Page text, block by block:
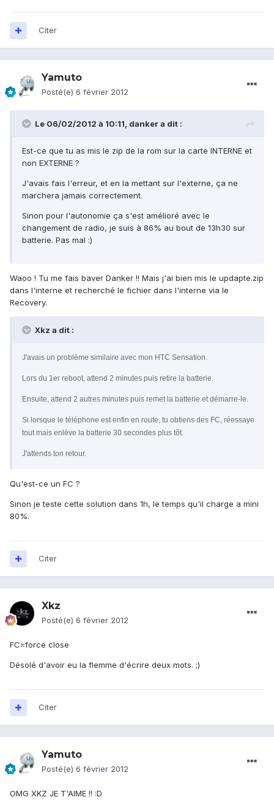
Citer
Yamuto
Posté(e) 6 février 2012
Le 06/02/2012 à 10:11, danker a dit :
Est-ce que tu as mis le zip de la rom sur la carte INTERNE et
non EXTERNE ?
J'avais fais l'erreur, et en la mettant sur l'externe, ça ne
marchera jamais correctement.
Sinon pour l'autonomie ça s'est amélioré avec le
changement de radio, je suis à 86% au bout de 13h30 sur
batterie. Pas mal :)
Waoo ! Tu me fais baver Danker !! Mais j'ai bien mis le updapte.zip
dans l'interne et recherché le fichier dans l'interne via le
Recovery.
Xkz a dit :
J'avais un problème similaire avec mon HTC Sensation.
Lors du 1er reboot, attend 2 minutes puis retire la batterie.
Ensuite, attend 2 autres minutes puis remet la batterie et démarre-le.
Si lorsque le téléphone est enfin en route, tu obtiens des FC, réessaye
tout mais enlève la batterie 30 secondes plus tôt.
J'attends ton retour.
Qu'est-ce un FC ?
Sinon je teste cette solution dans 1h, le temps qu'il charge a mini
80%.
Citer
Xkz
Posté(e) 6 février 2012
FC=force close
Désolé d'avoir eu la flemme d'écrire deux mots. ;)
Citer
Yamuto
Posté(e) 6 février 2012
OMG XKZ JE T'AIME !! :D